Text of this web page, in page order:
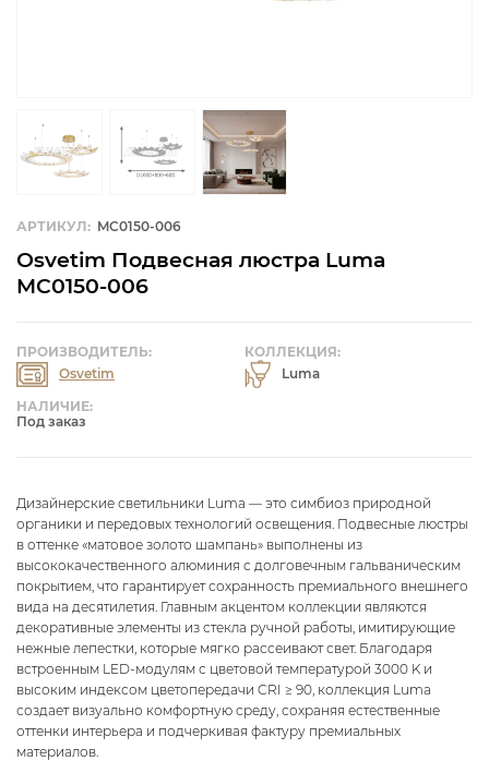
АРТИКУЛ: MC0150-006
Osvetim Подвесная люстра Luma
MC0150-006
НАЛИЧИЕ:
Под заказ
КОЛЛЕКЦИЯ:
Luma
ПРОИЗВОДИТЕЛЬ:
Osvetim
Дизайнерские светильники Luma — это симбиоз природной
органики и передовых технологий освещения. Подвесные люстры
в оттенке «матовое золото шампань» выполнены из
высококачественного алюминия с долговечным гальваническим
покрытием, что гарантирует сохранность премиального внешнего
вида на десятилетия. Главным акцентом коллекции являются
декоративные элементы из стекла ручной работы, имитирующие
нежные лепестки, которые мягко рассеивают свет. Благодаря
встроенным LED-модулям с цветовой температурой 3000 K и
высоким индексом цветопередачи CRI ≥ 90, коллекция Luma
создает визуально комфортную среду, сохраняя естественные
оттенки интерьера и подчеркивая фактуру премиальных
материалов.